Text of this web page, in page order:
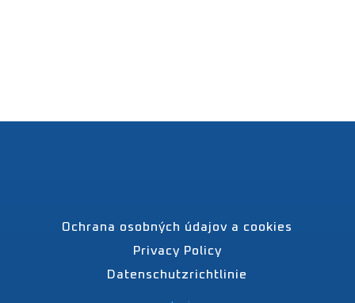
Ochrana osobných údajov a cookies
Privacy Policy
Datenschutzrichtlinie